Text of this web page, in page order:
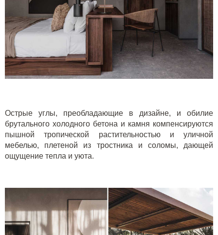
Острые углы, преобладающие в дизайне, и обилие
брутального холодного бетона и камня компенсируются
пышной тропической растительностью и уличной
мебелью, плетеной из тростника и соломы, дающей
ощущение тепла и уюта.